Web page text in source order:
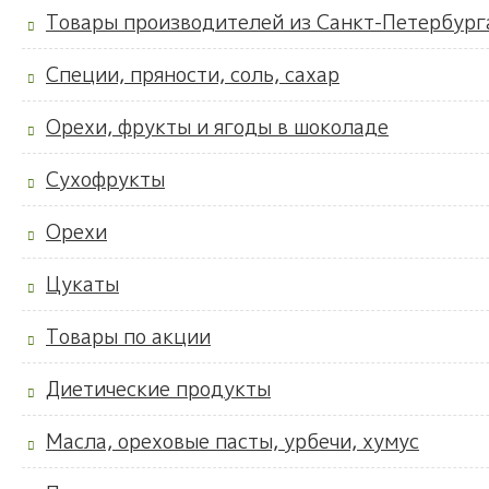
Товары производителей из Санкт-
Специи, пряности, соль, сахар
Орехи, фрукты и ягоды в шоколаде
Сухофрукты
Орехи
Цукаты
Товары по акции
Диетические продукты
Масла, ореховые пасты, урбечи, хумус